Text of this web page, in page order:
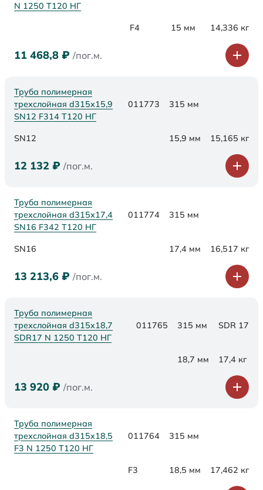
N 1250 Т120 НГ
F4 15 мм 14,336 кг
11 468,8 ₽ /пог.м.
Труба полимерная
трехслойная d315х15,9
SN12 F314 Т120 НГ
011773 315 мм
SN12 15,9 мм 15,165 кг
12 132 ₽ /пог.м.
Труба полимерная
трехслойная d315х17,4
SN16 F342 Т120 НГ
011774 315 мм
SN16 17,4 мм 16,517 кг
13 213,6 ₽ /пог.м.
Труба полимерная
трехслойная d315x18,7
SDR17 N 1250 Т120 НГ
011765 315 мм SDR 17
18,7 мм 17,4 кг
13 920 ₽ /пог.м.
Труба полимерная
трехслойная d315x18,5
F3 N 1250 Т120 НГ
011764 315 мм
F3 18,5 мм 17,462 кг